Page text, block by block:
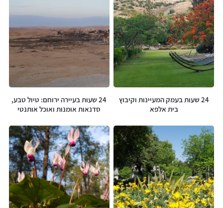
24 שעות בעמק המעיינות וקיבוץ
בית אלפא
24 שעות בעיירה ירוחם: טיול טבע,
סדנאות אומנות ואוכל אותנטי